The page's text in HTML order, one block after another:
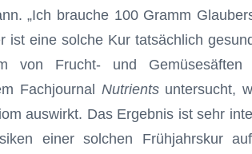
„Ich brauche 100 Gramm
ist eine solche Kur tatsächlich
von Frucht- und Gemüsesäften
Fachjournal Nutrientsuntersucht,
auswirkt. Das Ergebnis ist sehr
einer solchen Frühjahrskur